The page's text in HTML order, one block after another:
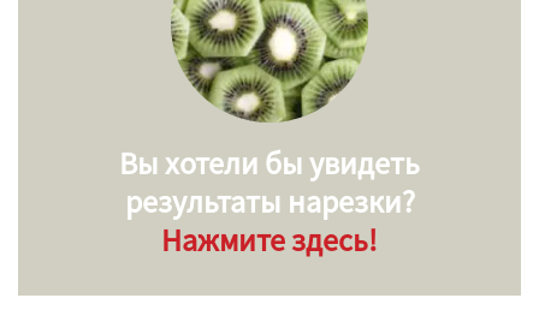
Вы хотели бы увидеть
результаты нарезки?
Нажмите здесь!